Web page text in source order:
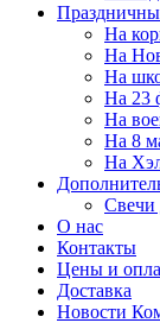
На
На
На
На 23
На
На 8
На
Свечи
О нас
Контакты
Цены и
Доставка
Новости